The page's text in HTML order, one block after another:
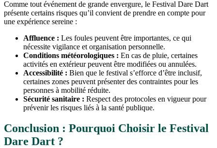
Comme tout événement de grande envergure, le Festival Dare Dart
présente certains risques qu’il convient de prendre en compte pour
une expérience sereine :
Affluence : Les foules peuvent être importantes, ce qui
nécessite vigilance et organisation personnelle.
Conditions météorologiques : En cas de pluie, certaines
activités en extérieur peuvent être modifiées ou annulées.
Accessibilité : Bien que le festival s’efforce d’être inclusif,
certaines zones peuvent présenter des contraintes pour les
personnes à mobilité réduite.
Sécurité sanitaire : Respect des protocoles en vigueur pour
prévenir les risques liés à la santé publique.
Conclusion : Pourquoi Choisir le Festival
Dare Dart ?